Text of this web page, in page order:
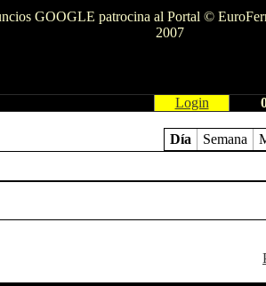
GOOGLE patrocina al Portal ©
2007
Login
Día Semana